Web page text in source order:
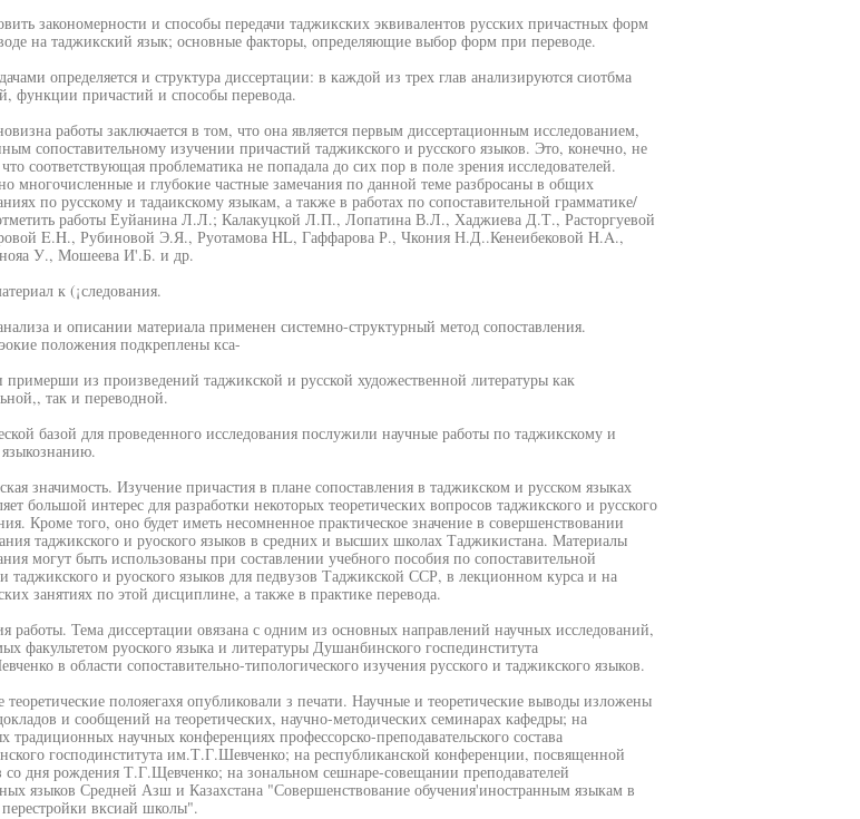
закономерности и способы передачи таджикских эквивалентов русских причастных форм
на таджикский язык; основные факторы, определяющие выбор форм при переводе.
определяется и структура диссертации: в каждой из трех глав анализируются сиотбма
функции причастий и способы перевода.
работы заключается в том, что она является первым диссертационным исследованием,
сопоставительному изучении причастий таджикского и русского языков. Это, конечно, не
что соответствующая проблематика не попадала до сих пор в поле зрения исследователей.
многочисленные и глубокие частные замечания по данной теме разбросаны в общих
по русскому и тадаикскому языкам, а также в работах по сопоставительной грамматике/
работы Еуйанина Л.Л.; Калакуцкой Л.П., Лопатина В.Л., Хаджиева Д.Т., Расторгуевой
E.H., Рубиновой Э.Я., Руотамова HL, Гаффарова Р., Чкония Н.Д..Кенеибековой H.A.,
У., Мошеева И'.Б. и др.
к (¡следования.
и описании материала применен системно-структурный метод сопоставления.
положения подкреплены кса-
из произведений таджикской и русской художественной литературы как
так и переводной.
базой для проведенного исследования послужили научные работы по таджикскому и
значимость. Изучение причастия в плане сопоставления в таджикском и русском языках
большой интерес для разработки некоторых теоретических вопросов таджикского и русского
Кроме того, оно будет иметь несомненное практическое значение в совершенствовании
таджикского и руоского языков в средних и высших школах Таджикистана. Материалы
могут быть использованы при составлении учебного пособия по сопоставительной
таджикского и руоского языков для педвузов Таджикской ССР, в лекционном курса и на
занятиях по этой дисциплине, а также в практике перевода.
работы. Тема диссертации овязана с одним из основных направлений научных исследований,
факультетом руоского языка и литературы Душанбинского госпединститута
в области сопоставительно-типологического изучения русского и таджикского языков.
полояегахя опубликовали з печати. Научные и теоретические выводы изложены
и сообщений на теоретических, научно-методических семинарах кафедры; на
традиционных научных конференциях профессорско-преподавательского состава
господинститута им.Т.Г.Шевченко; на республиканской конференции, посвященной
со дня рождения Т.Г.Щевченко; на зональном сешнаре-совещании преподавателей
языков Средней Азш и Казахстана "Совершенствование обучения'иностранным языкам в
вксиай школы".